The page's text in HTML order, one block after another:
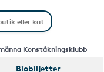
Konståkningsklubb
Biobiljetter